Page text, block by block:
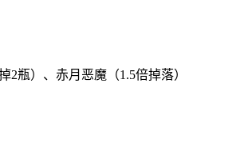
2瓶）、赤月恶魔（1.5倍掉落）